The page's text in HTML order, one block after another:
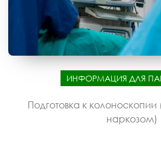
ИНФОРМАЦИЯ ДЛЯ
Подготовка к
наркозом)